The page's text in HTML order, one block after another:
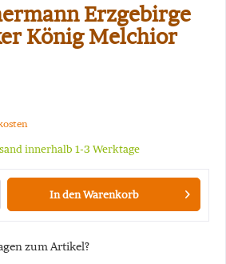
Erzgebirge
König Melchior
innerhalb 1-3 Werktage
In denWarenkorb
zum Artikel?